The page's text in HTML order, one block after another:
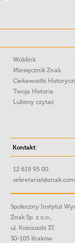
Woblink
Miesięcznik Znak
Ciekawostki
Twoja Historia
Lubimy czytać
Kontakt:
12 619 95 00
Społeczny Instytut
Znak Sp. z o.o.,
ul. Kościuszki 37,
30-105 Kraków